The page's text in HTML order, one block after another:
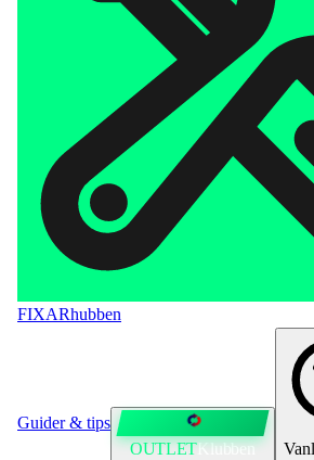
FIXARhubben
Guider & tips
OUTLETKlubben